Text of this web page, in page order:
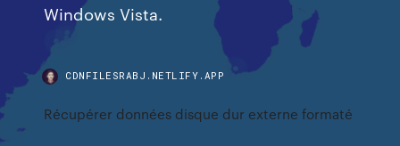
Windows Vista.
CDNFILESRABJ.NETLIFY.APP
Récupérer données disque dur externe formaté